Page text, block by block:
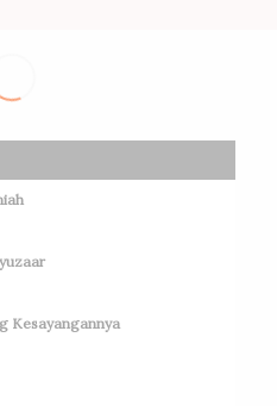
Kesayangannya